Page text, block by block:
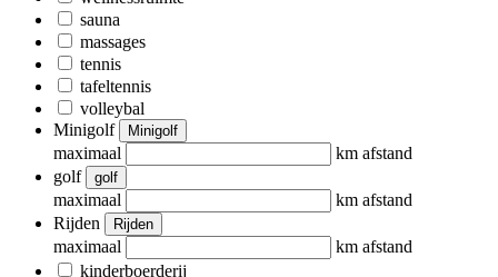
sauna
massages
tennis
tafeltennis
volleybal
Minigolf
Minigolf
maximaal
km afstand
golf
golf
maximaal
km afstand
Rijden
Rijden
maximaal
km afstand
kinderboerderij